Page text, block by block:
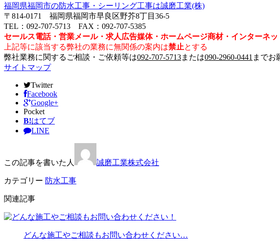
福岡県福岡市の防水工事・シーリング工事は誠磨工業(株)
〒814-0171 福岡県福岡市早良区野芥8丁目36-5
TEL：092-707-5713 FAX：092-707-5385
セールス電話・営業メール・求人広告媒体・ホームページ商材・インターネ
上記等に該当する弊社の業務に無関係の案内は禁止とする
弊社業務に関するご相談・ご依頼等は092-707-5713または090-2960-0441 までお
サイトマップ
Twitter
Facebook
Google+
Pocket
B!はてブ
LINE
この記事を書いた人 誠磨工業株式会社
カテゴリー 防水工事
関連記事
どんな施工やご相談もお問い合わせください…